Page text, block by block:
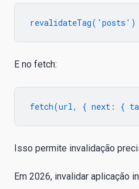
E no fetch:
Isso permite invalidação
Em 2026, invalidar aplicação